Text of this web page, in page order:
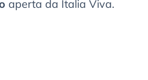
aperta da Italia Viva.